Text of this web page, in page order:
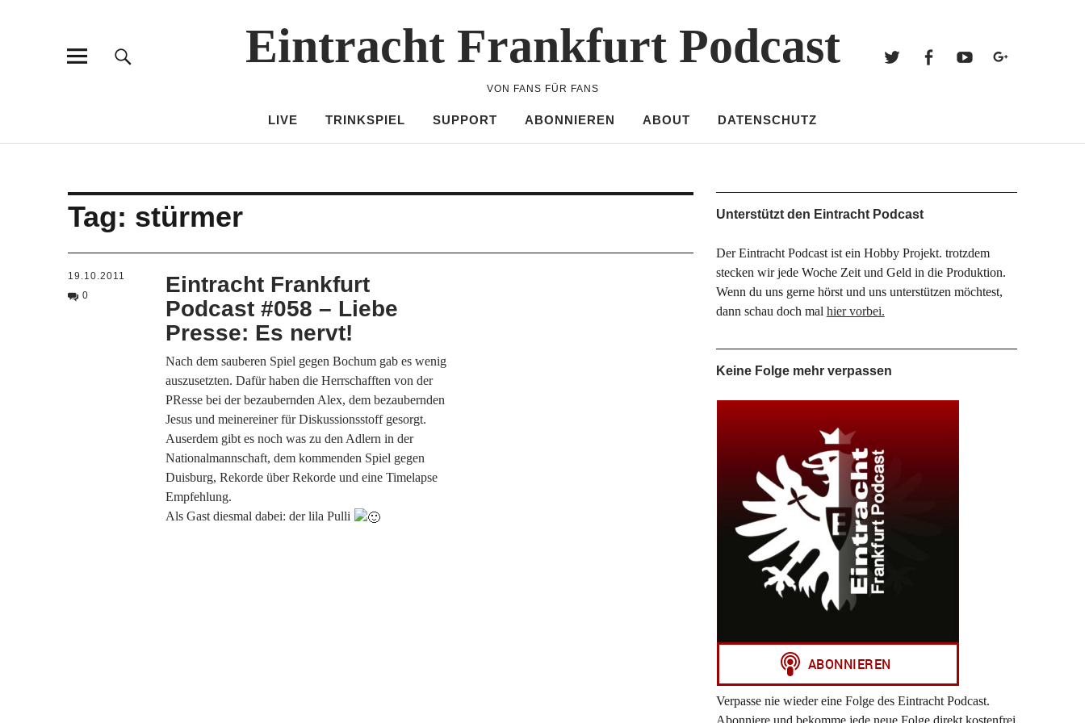
Eintracht Frankfurt Podcast
VON FANS FÜR FANS
LIVE TRINKSPIEL SUPPORT ABONNIEREN ABOUT DATENSCHUTZ
Tag: stürmer
19.10.2011
0
Eintracht Frankfurt
Podcast #058 – Liebe
Presse: Es nervt!
Nach dem sauberen Spiel gegen Bochum gab es wenig
auszusetzten. Dafür haben die Herrschafften von der
PResse bei der bezaubernden Alex, dem bezaubernden
Jesus und meinereiner für Diskussionsstoff gesorgt.
Auserdem gibt es noch was zu den Adlern in der
Nationalmannschaft, dem kommenden Spiel gegen
Duisburg, Rekorde über Rekorde und eine Timelapse
Empfehlung.
Als Gast diesmal dabei: der lila Pulli
Unterstützt den Eintracht Podcast
Der Eintracht Podcast ist ein Hobby Projekt. trotzdem
stecken wir jede Woche Zeit und Geld in die Produktion.
Wenn du uns gerne hörst und uns unterstützen möchtest,
dann schau doch mal hier vorbei.
Keine Folge mehr verpassen
Verpasse nie wieder eine Folge des Eintracht Podcast.
Abonniere und bekomme jede neue Folge direkt kostenfrei